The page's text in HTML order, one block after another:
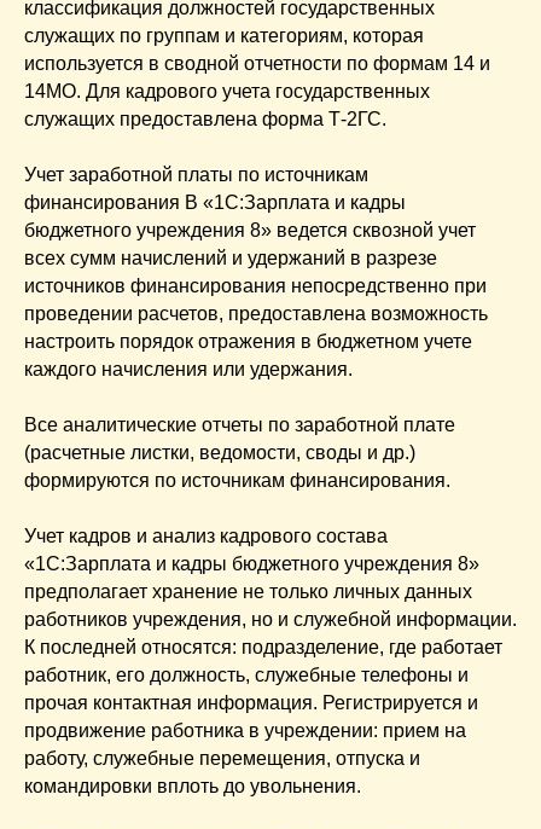
классификация должностей государственных
служащих по группам и категориям, которая
используется в сводной отчетности по формам 14 и
14МО. Для кадрового учета государственных
служащих предоставлена форма Т-2ГС.
Учет заработной платы по источникам
финансирования В «1С:Зарплата и кадры
бюджетного учреждения 8» ведется сквозной учет
всех сумм начислений и удержаний в разрезе
источников финансирования непосредственно при
проведении расчетов, предоставлена возможность
настроить порядок отражения в бюджетном учете
каждого начисления или удержания.
Все аналитические отчеты по заработной плате
(расчетные листки, ведомости, своды и др.)
формируются по источникам финансирования.
Учет кадров и анализ кадрового состава
«1С:Зарплата и кадры бюджетного учреждения 8»
предполагает хранение не только личных данных
работников учреждения, но и служебной информации.
К последней относятся: подразделение, где работает
работник, его должность, служебные телефоны и
прочая контактная информация. Регистрируется и
продвижение работника в учреждении: прием на
работу, служебные перемещения, отпуска и
командировки вплоть до увольнения.